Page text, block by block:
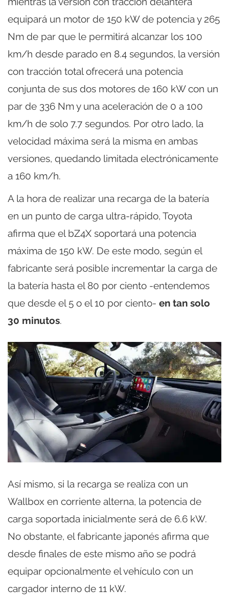
equipará un motor de 150 kW de potencia y 265
Nm de par que le permitirá alcanzar los 100
km/h desde parado en 8.4 segundos, la versión
con tracción total ofrecerá una potencia
conjunta de sus dos motores de 160 kW con un
par de 336 Nm y una aceleración de 0 a 100
km/h de solo 7.7 segundos. Por otro lado, la
velocidad máxima será la misma en ambas
versiones, quedando limitada electrónicamente
a 160 km/h.
A la hora de realizar una recarga de la batería
en un punto de carga ultra-rápido, Toyota
afirma que el bZ4X soportará una potencia
máxima de 150 kW. De este modo, según el
fabricante será posible incrementar la carga de
la batería hasta el 80 por ciento -entendemos
que desde el 5 o el 10 por ciento- en tan solo
30 minutos.
Así mismo, si la recarga se realiza con un
Wallbox en corriente alterna, la potencia de
carga soportada inicialmente será de 6.6 kW.
No obstante, el fabricante japonés afirma que
desde finales de este mismo año se podrá
equipar opcionalmente el vehículo con un
cargador interno de 11 kW.